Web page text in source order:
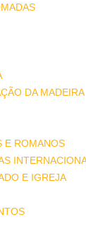
DA MADEIRA
E ROMANOS
E IGREJA